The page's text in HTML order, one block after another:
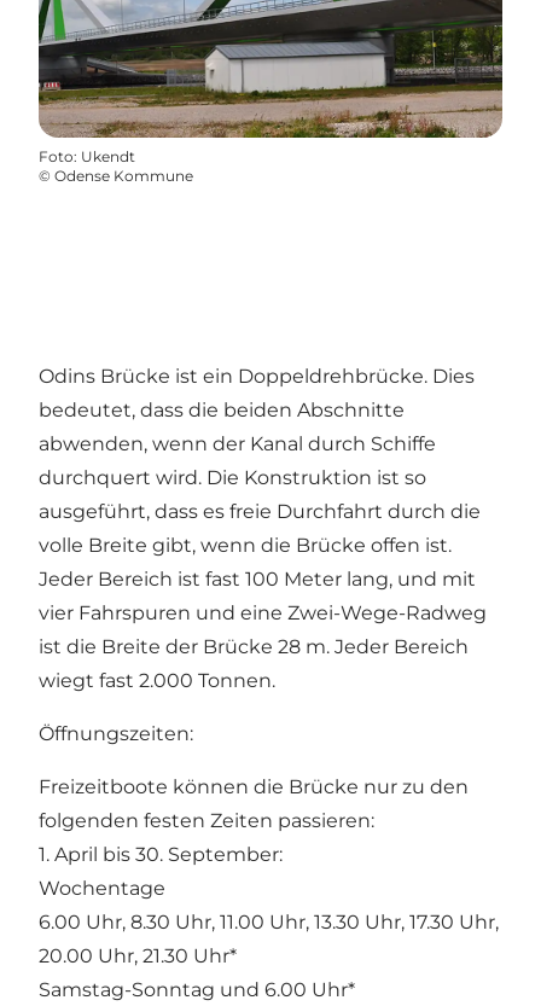
Foto: Ukendt
© Odense Kommune
Odins Brücke ist ein Doppeldrehbrücke. Dies
bedeutet, dass die beiden Abschnitte
abwenden, wenn der Kanal durch Schiffe
durchquert wird. Die Konstruktion ist so
ausgeführt, dass es freie Durchfahrt durch die
volle Breite gibt, wenn die Brücke offen ist.
Jeder Bereich ist fast 100 Meter lang, und mit
vier Fahrspuren und eine Zwei-Wege-Radweg
ist die Breite der Brücke 28 m. Jeder Bereich
wiegt fast 2.000 Tonnen.
Öffnungszeiten:
Freizeitboote können die Brücke nur zu den
folgenden festen Zeiten passieren:
1. April bis 30. September:
Wochentage
6.00 Uhr, 8.30 Uhr, 11.00 Uhr, 13.30 Uhr, 17.30 Uhr,
20.00 Uhr, 21.30 Uhr*
Samstag-Sonntag und 6.00 Uhr*